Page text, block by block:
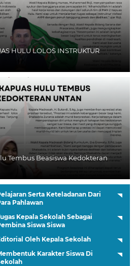
HULU LOLOS INSTRUKTUR
Tembus Beasiswa Kedokteran
Serta Keteladanan Dari
Pahlawan
Kepala Sekolah Sebagai
Siswa Siswa
Oleh Kepala Sekolah
Karakter Siswa Di